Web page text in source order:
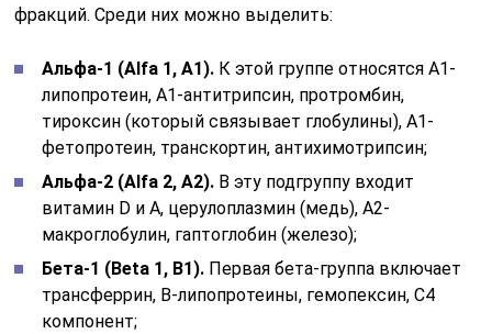
фракций. Среди них можно выделить:
Альфа-1 (Alfa 1, А1). К этой группе относятся А1-
липопротеин, А1-антитрипсин, протромбин,
тироксин (который связывает глобулины), А1-
фетопротеин, транскортин, антихимотрипсин;
Альфа-2 (Alfa 2, А2). В эту подгруппу входит
витамин D и А, церулоплазмин (медь), А2-
макроглобулин, гаптоглобин (железо);
Бета-1 (Beta 1, В1). Первая бета-группа включает
трансферрин, В-липопротеины, гемопексин, С4
компонент;